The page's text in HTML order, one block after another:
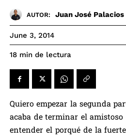
AUTOR: Juan José Palacios
June 3, 2014
18 min de lectura
Quiero empezar la segunda
acaba de terminar el
entender el porqué de la